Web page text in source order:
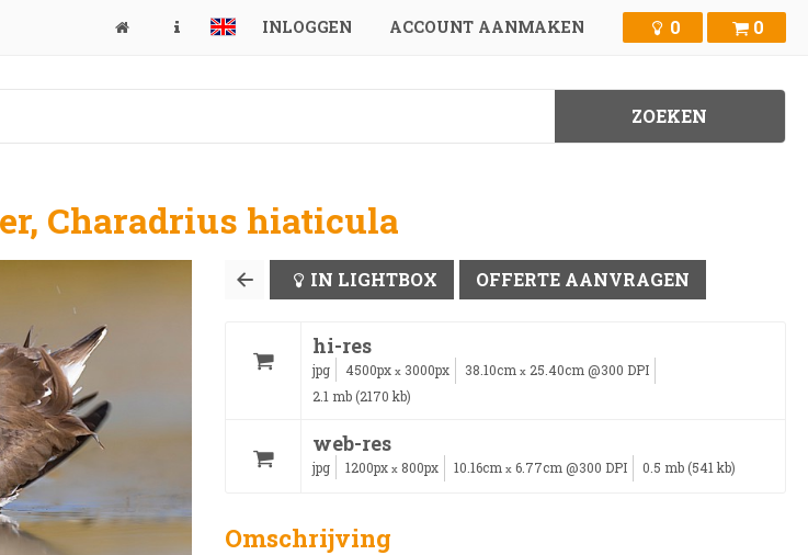
INLOGGEN ACCOUNT AANMAKEN 0 0
Charadrius hiaticula
IN LIGHTBOX OFFERTE AANVRAGEN
hi-res
jpg 4500px x 3000px 38.10cm x 25.40cm @300 DPI
2.1 mb (2170 kb)
web-res
jpg 1200px x 800px 10.16cm x 6.77cm @300 DPI 0.5 mb (541 kb)
Omschrijving